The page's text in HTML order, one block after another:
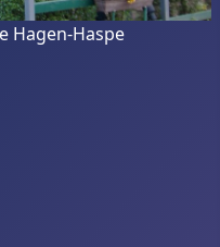
Hagen-Haspe